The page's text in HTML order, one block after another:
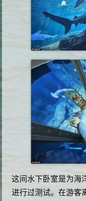
这间水下卧室是为海
进行过测试。在游客